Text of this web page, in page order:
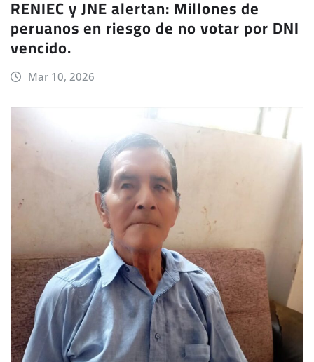
RENIEC y JNE alertan: Millones de
peruanos en riesgo de no votar por DNI
vencido.
Mar 10, 2026